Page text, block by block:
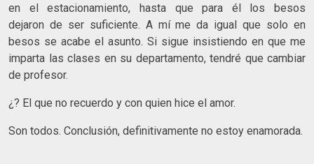
en el estacionamiento, hasta que para él los besos
dejaron de ser suficiente. A mí me da igual que solo en
besos se acabe el asunto. Si sigue insistiendo en que me
imparta las clases en su departamento, tendré que cambiar
de profesor.
¿? El que no recuerdo y con quien hice el amor.
Son todos. Conclusión, definitivamente no estoy enamorada.